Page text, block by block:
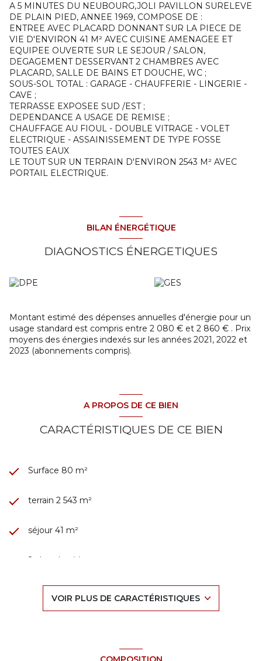
A 5 MINUTES DU NEUBOURG,JOLI PAVILLON SURELEVE
DE PLAIN PIED, ANNEE 1969, COMPOSE DE :
ENTREE AVEC PLACARD DONNANT SUR LA PIECE DE
VIE D'ENVIRON 41 M² AVEC CUISINE AMENAGEE ET
EQUIPEE OUVERTE SUR LE SEJOUR / SALON,
DEGAGEMENT DESSERVANT 2 CHAMBRES AVEC
PLACARD, SALLE DE BAINS ET DOUCHE, WC ;
SOUS-SOL TOTAL : GARAGE - CHAUFFERIE - LINGERIE -
CAVE ;
TERRASSE EXPOSEE SUD /EST ;
DEPENDANCE A USAGE DE REMISE ;
CHAUFFAGE AU FIOUL - DOUBLE VITRAGE - VOLET
ELECTRIQUE - ASSAINISSEMENT DE TYPE FOSSE
TOUTES EAUX
LE TOUT SUR UN TERRAIN D'ENVIRON 2543 M² AVEC
PORTAIL ELECTRIQUE.
BILAN ÉNERGÉTIQUE
DIAGNOSTICS ÉNERGETIQUES
Montant estimé des dépenses annuelles d'énergie pour un
usage standard est compris entre 2 080 € et 2 860 € . Prix
moyens des énergies indexés sur les années 2021, 2022 et
2023 (abonnements compris).
A PROPOS DE CE BIEN
CARACTÉRISTIQUES DE CE BIEN
Surface 80 m²
terrain 2 543 m²
séjour 41 m²
2 chambre(s)
VOIR PLUS DE CARACTÉRISTIQUES